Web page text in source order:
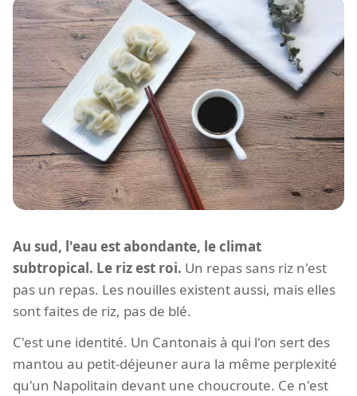
Au sud, l'eau est abondante, le climat
subtropical. Le riz est roi. Un repas sans riz n'est
pas un repas. Les nouilles existent aussi, mais elles
sont faites de riz, pas de blé.
C'est une identité. Un Cantonais à qui l'on sert des
mantou au petit-déjeuner aura la même perplexité
qu'un Napolitain devant une choucroute. Ce n'est